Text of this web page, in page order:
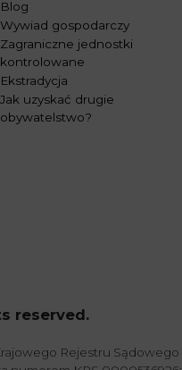
Blog
Wywiad gospodarczy
Zagraniczne jednostki
kontrolowane
Ekstradycja
Jak uzyskać drugie
obywatelstwo?
reserved.
Rejestru Sądowego